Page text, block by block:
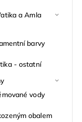
a Amla
barvy
- ostatní
vody
obalem